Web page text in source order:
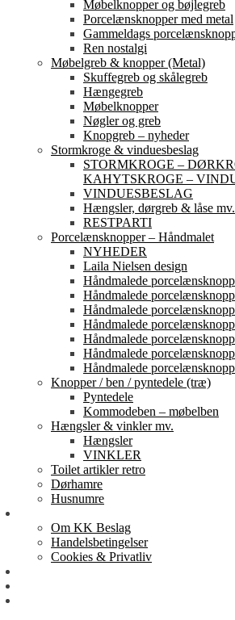
Møbelknopper og bøjlegreb
Porcelænsknopper med metal
Gammeldags
Ren nostalgi
Møbelgreb & knopper (Metal)
Skuffegreb og skålegreb
Hængegreb
Møbelknopper
Nøgler og greb
Knopgreb – nyheder
Stormkroge & vinduesbeslag
STORMKROGE –
KAHYTSKROGE –
VINDUESBESLAG
Hængsler, dørgreb & låse mv.
RESTPARTI
Porcelænsknopper – Håndmalet
NYHEDER
Laila Nielsen design
Håndmalede
Håndmalede
Håndmalede
Håndmalede
Håndmalede
Håndmalede
Håndmalede
Knopper / ben / pyntedele (træ)
Pyntedele
Kommodeben – møbelben
Hængsler & vinkler mv.
Hængsler
VINKLER
Toilet artikler retro
Dørhamre
Husnumre
Om KK Beslag
Handelsbetingelser
Cookies & Privatliv